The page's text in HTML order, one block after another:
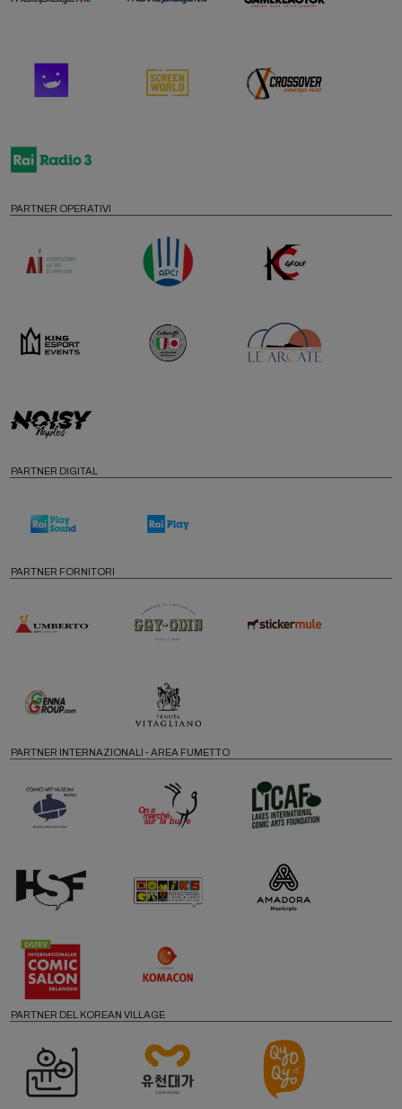
PARTNER OPERATIVI
PARTNER DIGITAL
PARTNER FORNITORI
PARTNER INTERNAZIONALI - AREA FUMETTO
PARTNER DEL KOREAN VILLAGE